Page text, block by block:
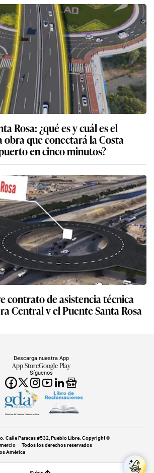
Rosa: ¿qué es y cuál es el
obra que conectará la Costa
en cinco minutos?
contrato de asistencia técnica
Central y el Puente Santa Rosa
Síguenos
Descarga nuestra App
App StoreGoogle Play
Miembro del Grupo de Diarios América
Calle Paracas #532, Pueblo Libre. Copyright ©
— Todos los derechos reservados
América